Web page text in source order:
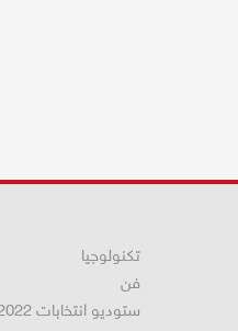
تكنولوجيا
فن
ستوديو انتخابات 2022